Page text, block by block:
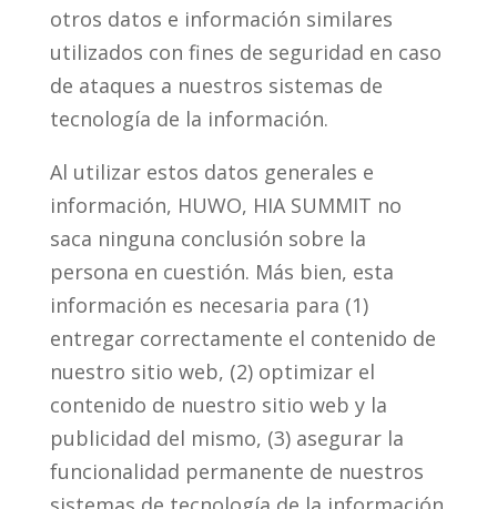
otros datos e información similares
utilizados con fines de seguridad en caso
de ataques a nuestros sistemas de
tecnología de la información.
Al utilizar estos datos generales e
información, HUWO, HIA SUMMIT no
saca ninguna conclusión sobre la
persona en cuestión. Más bien, esta
información es necesaria para (1)
entregar correctamente el contenido de
nuestro sitio web, (2) optimizar el
contenido de nuestro sitio web y la
publicidad del mismo, (3) asegurar la
funcionalidad permanente de nuestros